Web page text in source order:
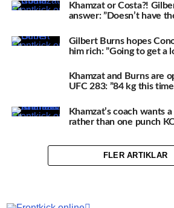
Khamzat or Costa?!
answer: ”Doesn’t have
Gilbert Burns hopes
him rich: ”Going to get a
Khamzat and Burns are
UFC 283: ”84 kg this
Khamzat’s coach wants
rather than one punch
FLER ARTIKLAR